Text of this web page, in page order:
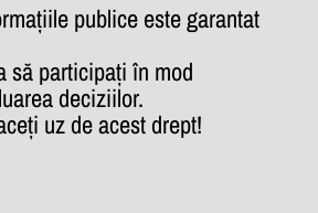
publice este garantat
să participați în mod
deciziilor.
uz de acest drept!